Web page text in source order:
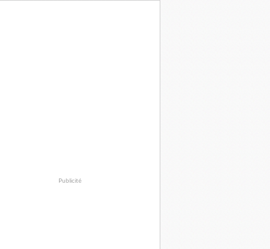
Publicité